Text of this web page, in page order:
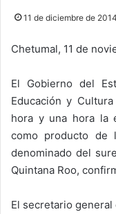
11 de diciembre de 2014
Chetumal, 11 de
El Gobierno del
Educación y
hora y una hora la
como producto de
denominado del
Quintana Roo,
El secretario